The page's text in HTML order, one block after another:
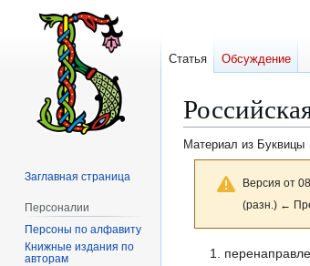
Материал из Буквицы
Версия от
(разн.) ←
Перейти
Перейти
Статья Обсуждение
Заглавная страница
Персоналии
Персоны по алфавиту
Книжные издания по
авторам